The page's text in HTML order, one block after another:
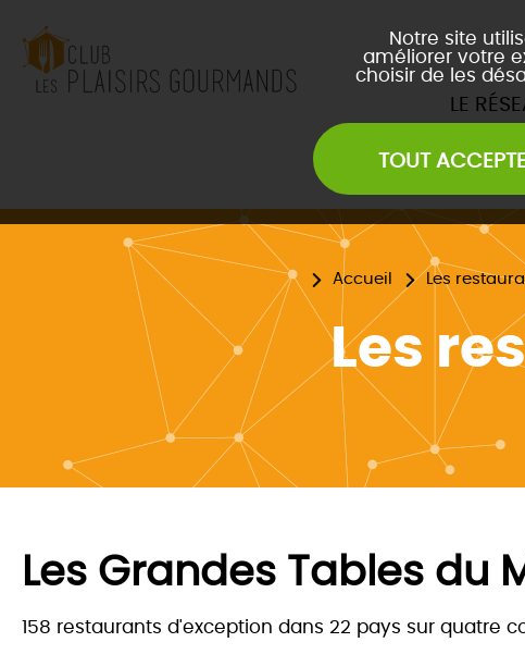
Notre site
améliorer votre
choisir de les
TOUT
LE
Les Afterwork du Club
Évènements Inter Club
Les
Les
Accueil Les
Les
Les Grandes Tables du
158 restaurants d'exception dans 22 pays sur quatre